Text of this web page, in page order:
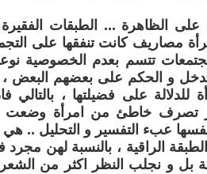
على الظاهرة ... الطبقات
مصاريف كانت تنفقها على
تتسم بعدم الخصوصية
و الحكم على بعضهم البعض
على فضيلتها ، بالتالي
تصرف خاطئ من امرأة وضعت
نفسها عبء التفسير و التحليل ..
الراقية ، بالنسبة لهن
بل و نجلب النظر اكثر من